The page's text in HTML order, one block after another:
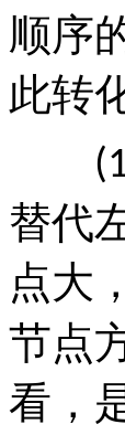
顺序
此转
替代
点大
节点
看，